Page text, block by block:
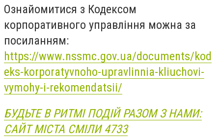
Ознайомитися з Кодексом
корпоративного управління можна за
посиланням:
https://www.nssmc.gov.ua/documents/kod
eks-korporatyvnoho-upravlinnia-kliuchovi-
vymohy-i-rekomendatsii/
БУДЬТЕ В РИТМІ ПОДІЙ РАЗОМ З НАМИ:
САЙТ МІСТА СМІЛИ 4733